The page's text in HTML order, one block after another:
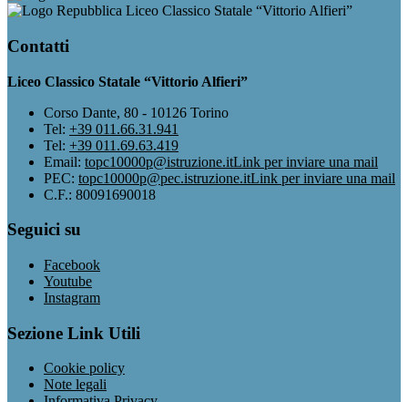
Liceo Classico Statale “Vittorio Alfieri”
Contatti
Liceo Classico Statale “Vittorio Alfieri”
Corso Dante, 80 - 10126 Torino
Tel: +39 011.66.31.941
Tel: +39 011.69.63.419
Email: topc10000p@istruzione.itLink per inviare una mail
PEC: topc10000p@pec.istruzione.itLink per inviare una mail
C.F.: 80091690018
Seguici su
Facebook
Youtube
Instagram
Sezione Link Utili
Cookie policy
Note legali